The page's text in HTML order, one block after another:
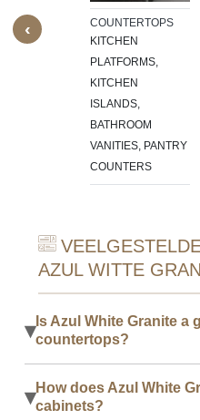
‹
COUNTERTOPS
KITCHEN
PLATFORMS,
KITCHEN
ISLANDS,
BATHROOM
VANITIES, PANTRY
COUNTERS
AZUL WITTE
▾ Is Azul White Granite
countertops?
▾How does Azul White
cabinets?